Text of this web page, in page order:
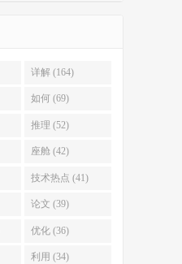
详解 (164)
如何 (69)
推理 (52)
座舱 (42)
技术热点 (41)
论文 (39)
优化 (36)
利用 (34)